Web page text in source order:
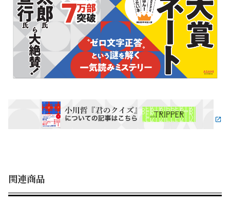
彼はなぜ、正答できたのか？ 真相を解明しようと彼につ
いて調べ、決勝戦を1問ずつ振り返る三島はやがて、自ら
の記憶も掘り起こしていくことになり――。
読めば、クイズプレーヤーの思考と世界がまるごと体験で
きる。人生のある瞬間が鮮やかによみがえる。そして読
後、あなたの「知る」は更新される！
にして、エモーショナルなのに知的興奮に満ちた超エンタ
ーテインメント！
関連商品